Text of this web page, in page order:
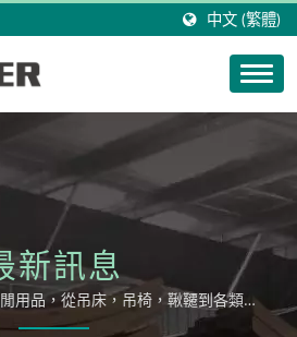
中文 (繁體)
新訊息
用品，從吊床，吊椅，鞦韆到各類組
成戶外家具。